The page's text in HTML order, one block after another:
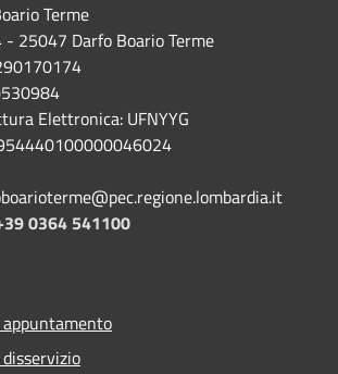
Terme
- 25047 Darfo Boario Terme
Elettronica: UFNYYG
0364 541100